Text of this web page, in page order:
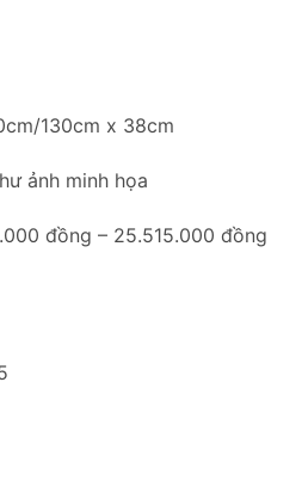
130cm x 38cm
ảnh minh họa
đồng – 25.515.000 đồng